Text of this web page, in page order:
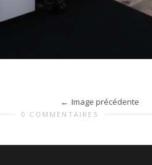
Image précédente
0 COMMENTAIRES